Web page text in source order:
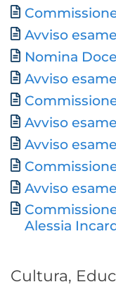
Document
Document
Avviso
Document
Nomina
Avviso
Document
Avviso
Avviso
Document
Avviso
Document
Alessia
Cultura,